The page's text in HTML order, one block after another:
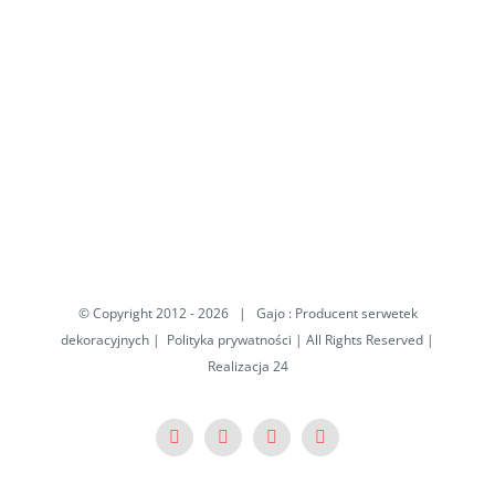
© Copyright 2012 -2026 | Gajo : Producent serwetek
dekoracyjnych | Polityka prywatności | All Rights Reserved |
Realizacja 24
Facebook
X PinterestYouTube